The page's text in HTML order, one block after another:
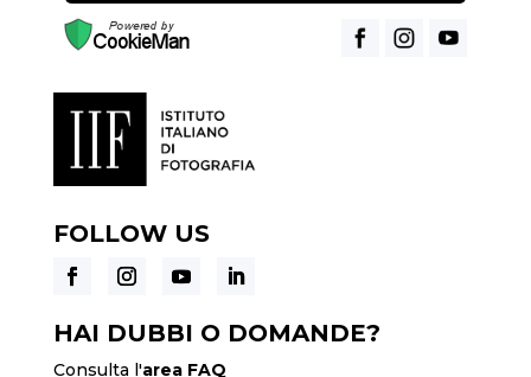
FOLLOW US
HAI DUBBI O DOMANDE?
Consulta l'area FAQ